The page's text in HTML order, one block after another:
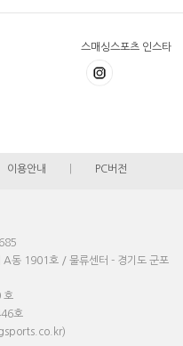
스매싱스포츠 인스타
이용안내 PC버전
A동 1901호 / 물류센터 - 경기도 군포
호
호